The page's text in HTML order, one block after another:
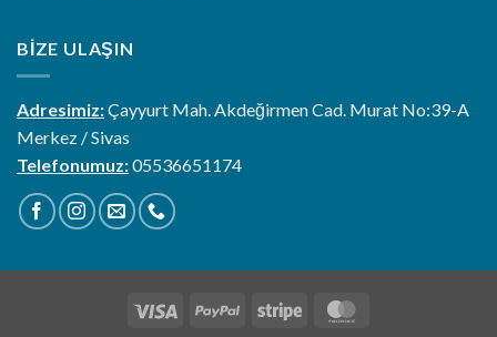
BIZE ULAŞIN
Adresimiz:Çayyurt Mah. Akdeğirmen Cad. Murat No:39-A
Merkez / Sivas
Telefonumuz:05536651174
Visa PayPal Stripe